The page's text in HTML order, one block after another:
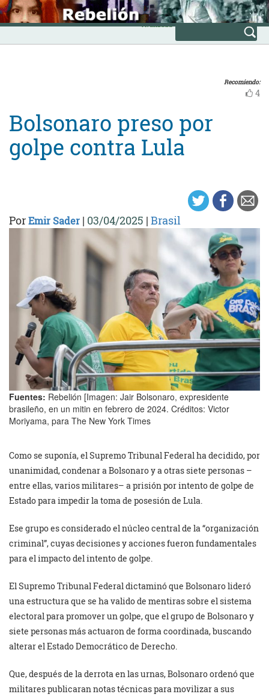
Skip
to
content
INICIO
Avanzada
Recomiendo:
4
Bolsonaro preso por
golpe contra Lula
PorEmir Sader | 03/04/2025 | Brasil
Fuentes: Rebelión [Imagen: Jair Bolsonaro, expresidente
brasileño, en un mitin en febrero de 2024. Créditos: Victor
Moriyama, para The New York Times
Como se suponía, el Supremo Tribunal Federal ha decidido, por
unanimidad, condenar a Bolsonaro y a otras siete personas –
entre ellas, varios militares– a prisión por intento de golpe de
Estado para impedir la toma de posesión de Lula.
Ese grupo es considerado el núcleo central de la “organización
criminal”, cuyas decisiones y acciones fueron fundamentales
para el impacto del intento de golpe.
El Supremo Tribunal Federal dictaminó que Bolsonaro lideró
una estructura que se ha valido de mentiras sobre el sistema
electoral para promover un golpe, que el grupo de Bolsonaro y
siete personas más actuaron de forma coordinada, buscando
alterar el Estado Democrático de Derecho.
Que, después de la derrota en las urnas, Bolsonaro ordenó que
militares publicaran notas técnicas para movilizar a sus